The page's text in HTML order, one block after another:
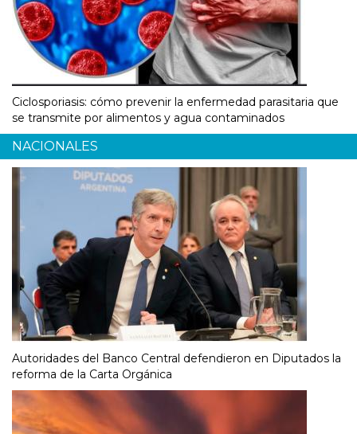
Ciclosporiasis: cómo prevenir la enfermedad parasitaria que
se transmite por alimentos y agua contaminados
NACIONALES
Autoridades del Banco Central defendieron en Diputados la
reforma de la Carta Orgánica